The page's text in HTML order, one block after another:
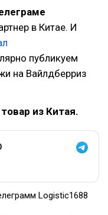
в Китае. И
публикуем
на Вайлдберриз
из Китая.
Logistic1688